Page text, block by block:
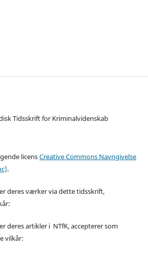
Tidsskrift for Kriminalvidenskab
licensCreative Commons Navngivelse
.
deres værker via dette tidsskrift,
deres artikler i NTfK, accepterer som
vilkår: